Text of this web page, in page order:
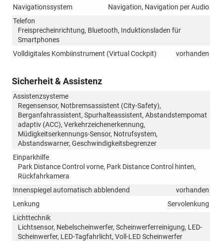
Navigationssystem
Navigation, Navigation per Audio
Telefon
Freisprecheinrichtung, Bluetooth, Induktionsladen für
Smartphones
Volldigitales Kombiinstrument (Virtual Cockpit)
vorhanden
Sicherheit & Assistenz
Assistenzsysteme
Regensensor, Notbremsassistent (City-Safety),
Berganfahrassistent, Spurhalteassistent, Abstandstempomat
adaptiv (ACC), Verkehrzeichenerkennung,
Müdigkeitserkennungs-Sensor, Notrufsystem,
Abstandswarner, Geschwindigkeitsbegrenzer
Einparkhilfe
Park Distance Control vorne, Park Distance Control hinten,
Rückfahrkamera
Innenspiegel automatisch abblendend
vorhanden
Lenkung
Servolenkung
Lichttechnik
Lichtsensor, Nebelscheinwerfer, Scheinwerferreinigung, LED-
Scheinwerfer, LED-Tagfahrlicht, Voll-LED Scheinwerfer